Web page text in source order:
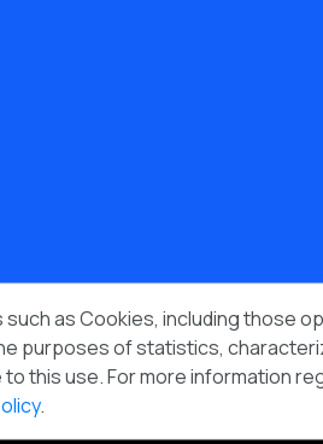
RSS Feed Follow
InstagramTelegramLinkedIn
as Cookies, including those
purposes of statistics,
this use. For more information
.